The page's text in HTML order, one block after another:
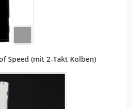
Speed (mit 2-Takt Kolben)